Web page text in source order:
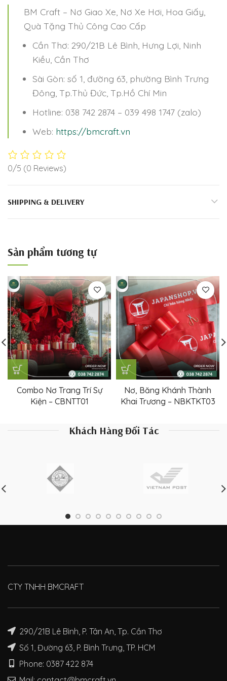
BM Craft – Nơ Giao Xe, Nơ Xe Hơi, Hoa Giấy,
Quà Tặng Thủ Công Cao Cấp
Cần Thơ: 290/21B Lê Bình, Hưng Lợi, Ninh
Kiều, Cần Thơ
Sài Gòn: số 1, đường 63, phường Bình Trưng
Đông, Tp.Thủ Đức, Tp.Hồ Chí Min
Hotline: 038 742 2874 – 039 498 1747 (zalo)
Web: https://bmcraft.vn
0/5 (0 Reviews)
SHIPPING & DELIVERY
Sản phẩm tương tự
Combo Nơ Trang Trí Sự
Kiện – CBNTT01
Nơ, Băng Khánh Thành
Khai Trương – NBKTKT03
Khách Hàng Đối Tác
CTY TNHH BMCRAFT
290/21B Lê Bình, P. Tân An, Tp. Cần Thơ
Số 1, Đường 63, P. Bình Trưng, TP. HCM
Phone: 0387 422 874